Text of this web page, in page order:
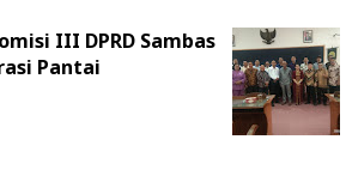
III DPRD Sambas
Pantai